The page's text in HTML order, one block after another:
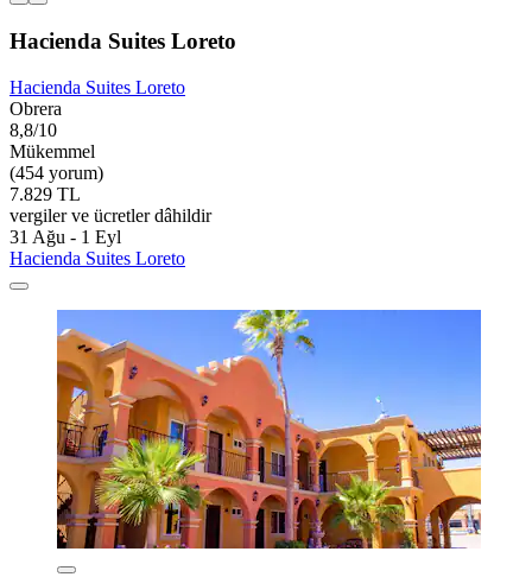
Hacienda Suites Loreto
Hacienda Suites Loreto
Obrera
8,8/10
Mükemmel
(454 yorum)
7.829 TL
vergiler ve ücretler dâhildir
31 Ağu - 1 Eyl
Hacienda Suites Loreto